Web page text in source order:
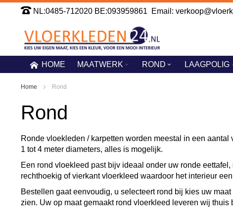
Ga
de
inhoud
NL:0485-712020 BE:093959861 Email:
HOME MAATWERK ROND LAAGPOLIG
Home Rond
Rond
Ronde vloekleden / karpetten worden meestal in een
1 tot 4 meter diameters, alles is mogelijk.
Een rond vloekleed past bijv ideaal onder uw ronde
rechthoekig of vierkant vloerkleed waardoor het interieur
Bestellen gaat eenvoudig, u selecteert rond bij kies uw
zien. Uw op maat gemaakt rond vloerkleed leveren wij